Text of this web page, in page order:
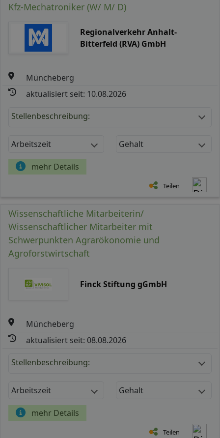
Kfz-Mechatroniker (W/ M/ D)
Regionalverkehr Anhalt-
Bitterfeld (RVA) GmbH
Müncheberg
aktualisiert seit: 10.08.2026
Stellenbeschreibung:
Arbeitszeit Gehalt
mehr Details
Teilen
Wissenschaftliche Mitarbeiterin/
Wissenschaftlicher Mitarbeiter mit
Schwerpunkten Agrarökonomie und
Agroforstwirtschaft
Finck Stiftung gGmbH
Müncheberg
aktualisiert seit: 08.08.2026
Stellenbeschreibung:
Arbeitszeit Gehalt
mehr Details
Teilen